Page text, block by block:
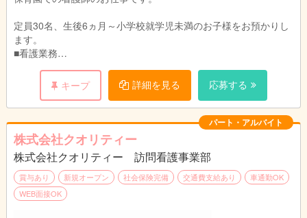
定員30名、生後6ヵ月～小学校就学児未満のお子様をお預かりし
ます。
■看護業務
・お子様の健康管理や衛生管理
・怪我の応急処置や体調不良児の対応
・保健衛生アドバイス 等
■保育補助業務
■その他園運営に関わる附帯業務
※保育園では子どものケガや体調不良が極力発生しない
ようにする必要があります。
よって普段は看護業務より保育補助業務が中心となります。
保育補助をしながら子ども達の体調などに気を配り、
有事の際に対応いただきます。
キープ 詳細を見る 応募する
パート・アルバイト
株式会社クオリティー
株式会社クオリティー 訪問看護事業部
賞与あり 新規オープン 社会保険完備 交通費支給あり
車通勤OK
WEB面接OK